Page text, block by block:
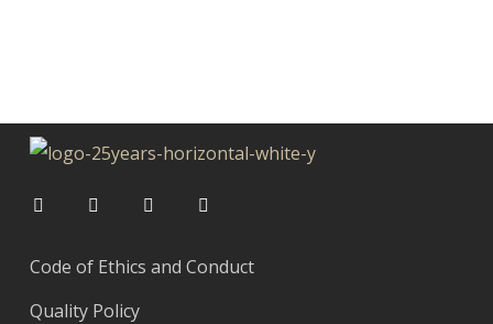
Code of Ethics and Conduct
Quality Policy